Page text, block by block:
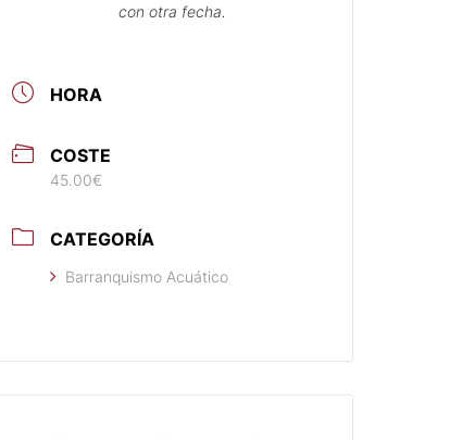
con otra fecha.
HORA
COSTE
45.00€
CATEGORÍA
Barranquismo Acuático